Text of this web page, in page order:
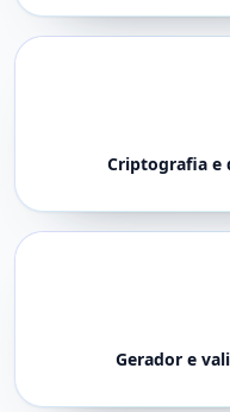
Criptografia e
Gerador e